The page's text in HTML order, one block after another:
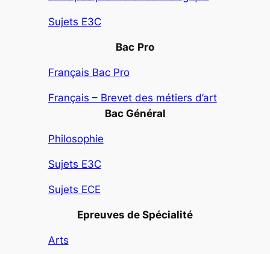
Sujets E3C
Bac Pro
Français Bac Pro
Français – Brevet des métiers d’art
Bac Général
Philosophie
Sujets E3C
Sujets ECE
Epreuves de Spécialité
Arts